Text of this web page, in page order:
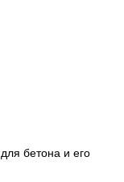
бетона и его